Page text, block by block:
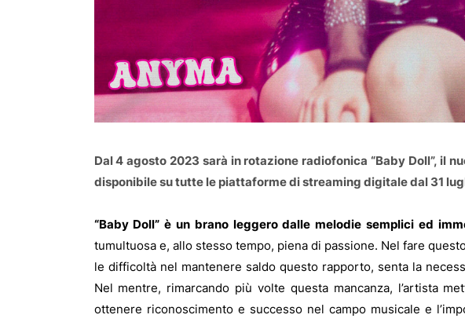
Dal4 agosto 2023 sarà in rotazione radiofonica “Baby Doll”, il
disponibile su tutte le piattaforme di streaming digitale dal 31
“Baby Doll” è un brano leggero dalle melodie semplici ed
tumultuosa e, allo stesso tempo, piena di passione. Nel fare
le difficoltà nel mantenere saldo questo rapporto, senta la
Nel mentre, rimarcando più volte questa mancanza, l’artista
ottenere riconoscimento e successo nel campo musicale e